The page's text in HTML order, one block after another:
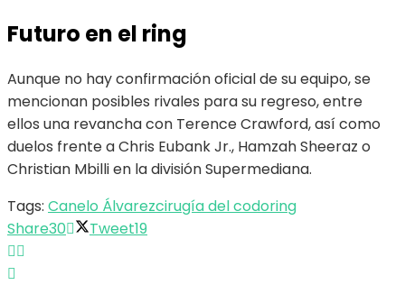
Futuro en el ring
Aunque no hay confirmación oficial de su equipo, se
mencionan posibles rivales para su regreso, entre
ellos una revancha con Terence Crawford, así como
duelos frente a Chris Eubank Jr., Hamzah Sheeraz o
Christian Mbilli en la división Supermediana.
Tags: Canelo Álvarezcirugía del codoring
Share30 Tweet19